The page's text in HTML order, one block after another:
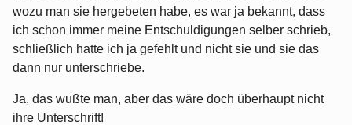
wozu man sie hergebeten habe, es war ja bekannt, dass
ich schon immer meine Entschuldigungen selber schrieb,
schließlich hatte ich ja gefehlt und nicht sie und sie das
dann nur unterschriebe.
Ja, das wußte man, aber das wäre doch überhaupt nicht
ihre Unterschrift!